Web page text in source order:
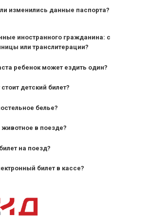
изменились данные паспорта?
иностранного гражданина: с
или транслитерации?
ребенок может ездить один?
следования — от 10 лет и
поездов — от 7 лет.
детский билет?
белье?
животное в поезде?
на поезд?
билет в кассе?
14-значный номер заказа;